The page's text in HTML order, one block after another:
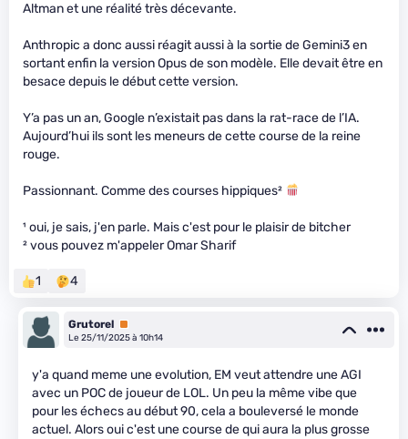
Altman et une réalité très décevante.
Anthropic a donc aussi réagit aussi à la sortie de Gemini3 en
sortant enfin la version Opus de son modèle. Elle devait être en
besace depuis le début cette version.
Y’a pas un an, Google n’existait pas dans la rat-race de l’IA.
Aujourd’hui ils sont les meneurs de cette course de la reine
rouge.
Passionnant. Comme des courses hippiques²
¹ oui, je sais, j'en parle. Mais c'est pour le plaisir de bitcher
² vous pouvez m'appeler Omar Sharif
1 4
Grutorel Premium
Le 25/11/2025 à 10h14
y'a quand meme une evolution, EM veut attendre une AGI
avec un POC de joueur de LOL. Un peu la même vibe que
pour les échecs au début 90, cela a bouleversé le monde
actuel. Alors oui c'est une course de qui aura la plus grosse